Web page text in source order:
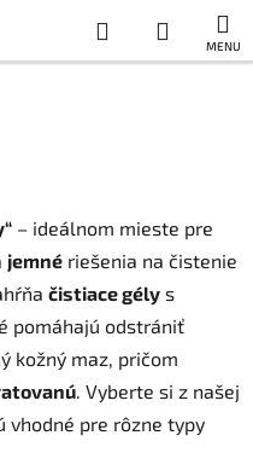
Hľadať
KOŠÍK
– ideálnom mieste pre
jemné riešenia na čistenie
čistiace gély s
pomáhajú odstrániť
kožný maz, pričom
. Vyberte si z našej
vhodné pre rôzne typy